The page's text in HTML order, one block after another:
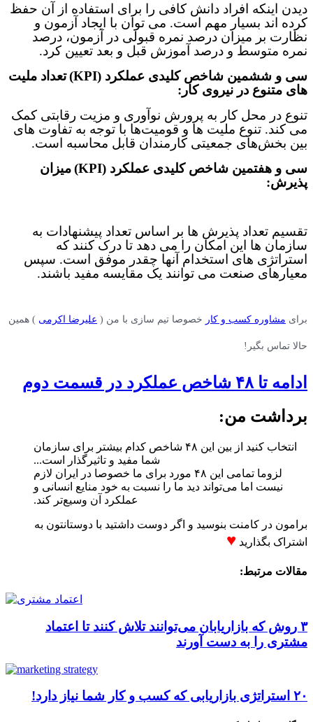
دیدن اینکه افراد دانش کافی را برای استفاده از آن حفظ
کرده اند بسیار مهم است. می توان با ایجاد آزمون و
نظارت بر میزان درصد نمره قبولی در آزمون، درصد
نمره متوسط و درصد آموزش قبل و بعد تعیین کرد.
سی و ششمین شاخص‌ کلیدی عملکرد (KPI
)تعداد ملیت
های متنوع در نیروی کار:
تنوع در محل کار به پرورش نوآوری و مزیت رقابتی کمک
می کند. تنوع ملیت ها و قومیت‌ها با توجه به تفاوت های
بین بخش‌های جمعیتی کارمندان قابل محاسبه است.
سی و هفتمین شاخص‌ کلیدی عملکرد (KPI
)میزان
پذیرش:
تقسیم تعداد پذیرش ها بر اساس تعداد پیشنهادات به
سازمان ها این امکان را می دهد تا درک کنند که
استراتژی های استخدام آنها چقدر موفق است. سپس
معیارهای صنعت می توانند یک مقایسه مفید باشند.
برای مشاوره کسب و کار خصوصا تیم سازی با من ( علیرضا اکرمی ) همین
حالا تماس بگیر!
ادامه تا ۴۸ شاخص عملکرد در قسمت دوم
برداشت من:
انتخاب کنید از بین این ۴۸ شاخص کدام بیشتر برای سازمان
شما مفید و تاثیرگذار است...
لزوما تمامی این ۴۸ مورد برای ما خصوصا در ایران لازم
نیست اما می‌تواند دید ما را نسبت به خود منایع انسانی و
عملکرد آن وسیع‌تر کند.
برامون در کامنت بنوسید و اگر دوست داشتید با دوستانتون به
اشتراک بگذارید ♥
مقالات مرتبط:
۳ روش که بازاریابان می‌توانند تلاش کنند تا اعتماد
مشتری را به دست آورند
۲۰ استراتژی بازاریابی که کسب و کار شما نیاز دارد!